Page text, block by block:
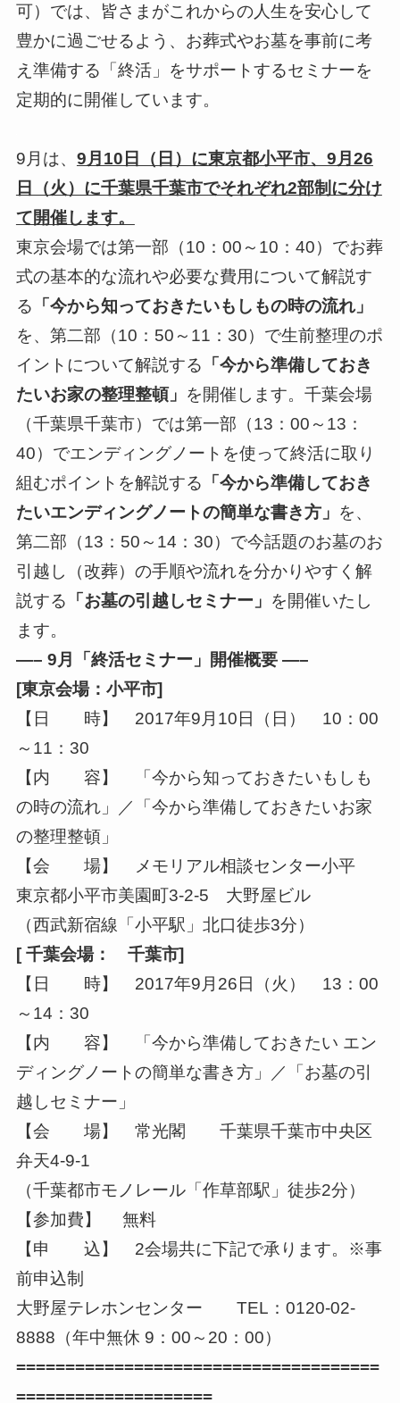
可）では、皆さまがこれからの人生を安心して
豊かに過ごせるよう、お葬式やお墓を事前に考
え準備する「終活」をサポートするセミナーを
定期的に開催しています。
9月は、 9月10日（日）に東京都小平市、9月26
日（火）に千葉県千葉市でそれぞれ2部制に分け
て開催します。
東京会場では第一部（10：00～10：40）でお葬
式の基本的な流れや必要な費用について解説す
る 「今から知っておきたいもしもの時の流れ」
を、第二部（10：50～11：30）で生前整理のポ
イントについて解説する 「今から準備しておき
たいお家の整理整頓」 を開催します。千葉会場
（千葉県千葉市）では第一部（13：00～13：
40）でエンディングノートを使って終活に取り
組むポイントを解説する 「今から準備しておき
たいエンディングノートの簡単な書き方」 を、
第二部（13：50～14：30）で今話題のお墓のお
引越し（改葬）の手順や流れを分かりやすく解
説する 「お墓の引越しセミナー」 を開催いたし
ます。
—– 9月「終活セミナー」開催概要 —–
[東京会場：小平市]
【日 時】 2017年9月10日（日） 10：00
～11：30
【内 容】 「今から知っておきたいもしも
の時の流れ」／「今から準備しておきたいお家
の整理整頓」
【会 場】 メモリアル相談センター小平
東京都小平市美園町3-2-5 大野屋ビル
（西武新宿線「小平駅」北口徒歩3分）
[ 千葉会場： 千葉市]
【日 時】 2017年9月26日（火） 13：00
～14：30
【内 容】 「今から準備しておきたい エン
ディングノートの簡単な書き方」／「お墓の引
越しセミナー」
【会 場】 常光閣 千葉県千葉市中央区
弁天4‐9‐1
（千葉都市モノレール「作草部駅」徒歩2分）
【参加費】 無料
【申 込】 2会場共に下記で承ります。※事
前申込制
大野屋テレホンセンター TEL：0120-02-
8888（年中無休 9：00～20：00）
=====================================
====================